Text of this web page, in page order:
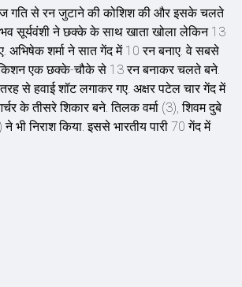
गति से रन जुटाने की कोशिश की और इसके चलते
सूर्यवंशी ने छक्के के साथ खाता खोला लेकिन 13
अभिषेक शर्मा ने सात गेंद में 10 रन बनाए. वे सबसे
एक छक्के-चौके से 13 रन बनाकर चलते बने.
से हवाई शॉट लगाकर गए. अक्षर पटेल चार गेंद में
के तीसरे शिकार बने. तिलक वर्मा (3), शिवम दुबे
ने भी निराश किया. इससे भारतीय पारी 70 गेंद में